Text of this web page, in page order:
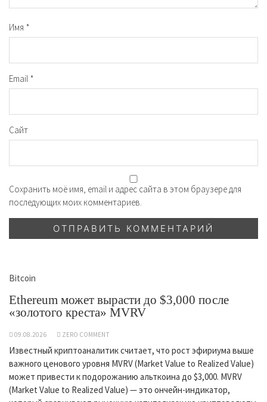
Имя *
Email *
Сайт
Сохранить моё имя, email и адрес сайта в этом браузере для
последующих моих комментариев.
Bitcoin
Ethereum может вырасти до $3,000 после
«золотого креста» MVRV
09.08.2026 ZERO COMMENT
Известный криптоаналитик считает, что рост эфириума выше
важного ценового уровня MVRV (Market Value to Realized Value)
может привести к подорожанию альткоина до $3,000. MVRV
(Market Value to Realized Value) — это ончейн-индикатор,